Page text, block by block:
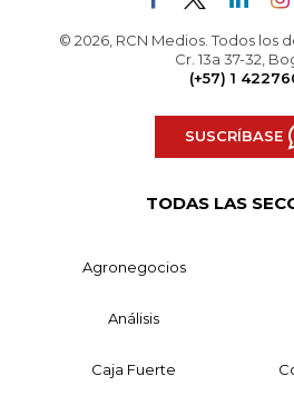
© 2026, RCN Medios. Todos los
Cr. 13a 37-32,
(+57) 1
SUSCRÍBASE
TODAS LAS
Agronegocios
Análisis
Caja Fuerte